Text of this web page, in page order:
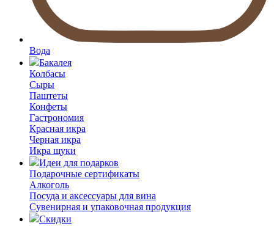
Вода
Бакалея
Колбасы
Сыры
Паштеты
Конфеты
Гастрономия
Красная икра
Черная икра
Икра щуки
Идеи для подарков
Подарочные сертификаты
Алкоголь
Посуда и аксессуары для вина
Сувенирная и упаковочная продукция
Скидки